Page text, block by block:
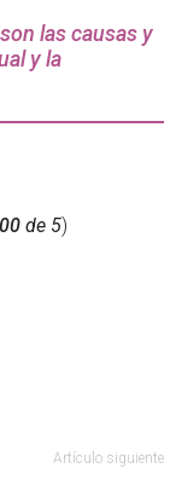
las causas y
y la
de 5)
Artículo siguiente